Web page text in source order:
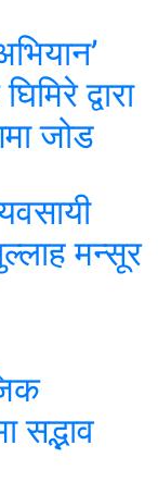
द्वारा
जोड
मन्सूर
सद्भाव